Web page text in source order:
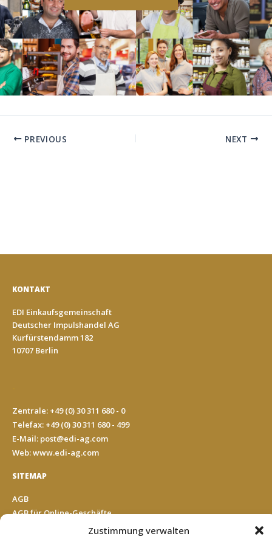
Zustimmung verwalten
PREVIOUS NEXT
KONTAKT
EDI Einkaufsgemeinschaft
Deutscher Impulshandel AG
Kurfürstendamm 182
10707 Berlin
Zentrale: +49 (0) 30 311 680 - 0
Telefax: +49 (0) 30 311 680 - 499
E-Mail: post@edi-ag.com
Web: www.edi-ag.com
SITEMAP
AGB
AGB für Online-Geschäfte